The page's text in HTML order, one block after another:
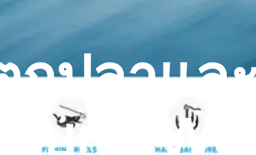
ปลาแล
บกับ